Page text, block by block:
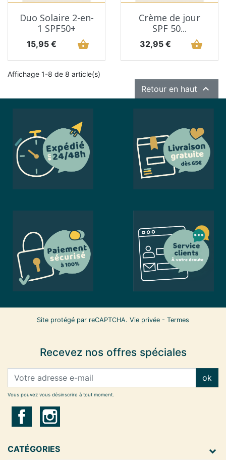
Duo Solaire 2-en-
1 SPF50+
Prix
15,95 € shopping_basket
Crème de jour
SPF 50...
Prix
32,95 € shopping_basket
Affichage 1-8 de 8 article(s)
Retour en haut 
Site protégé par reCAPTCHA. Vie privée - Termes
Recevez nos offres spéciales
ok
Vous pouvez vous désinscrire à tout moment.
CATÉGORIES